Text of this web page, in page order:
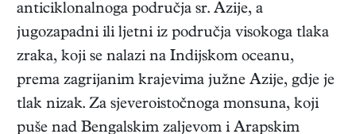
anticiklonalnoga područja sr. Azije, a
jugozapadni ili ljetni iz područja visokoga tlaka
zraka, koji se nalazi na Indijskom oceanu,
prema zagrijanim krajevima južne Azije, gdje je
tlak nizak. Za sjeveroistočnoga monsuna, koji
puše nad Bengalskim zaljevom i Arapskim